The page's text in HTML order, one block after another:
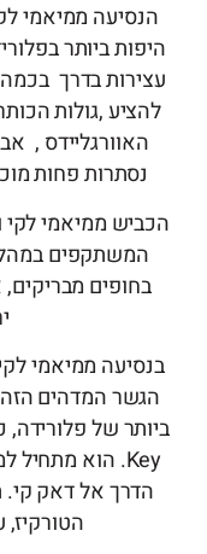
הנסיעה ממיאמי
היפות ביותר
עצירות בדרך
להציע ,גולות
האוורגליידס ,
נסתרות פחות
הכביש ממיאמי
המשתקפים
בחופים מבריקים,
בנסיעה ממיאמי
הגשר המדהים הזה
הדרך אל דאק קי.
הטורקיז,